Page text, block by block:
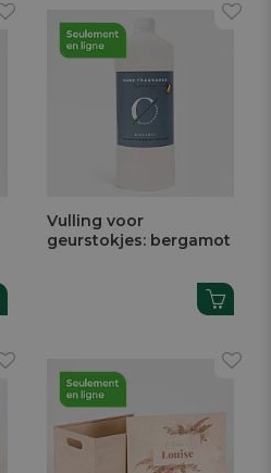
Vulling voor
geurstokjes: bergamot